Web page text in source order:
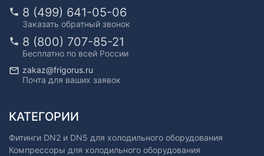
8 (499) 641-05-06
Заказать обратный звонок
8 (800) 707-85-21
Бесплатно по всей России
zakaz@frigorus.ru
Почта для ваших заявок
КАТЕГОРИИ
Фитинги DN2 и DN5 для холодильного оборудования
Компрессоры для холодильного оборудования